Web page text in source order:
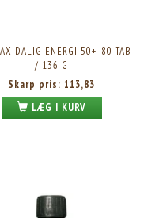
DALIG ENERGI 50+, 80 TAB
/ 136 G
Skarp pris: 113,83
LÆG I KURV